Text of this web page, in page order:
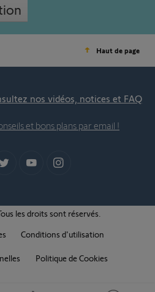
Haut de page
nos vidéos, notices et FAQ
et bons plans par email !
les droits sont réservés.
Conditions d'utilisation
Politique de Cookies